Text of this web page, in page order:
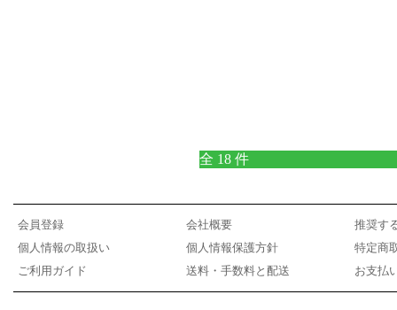
全 18 件
会員登録 会社概要
推奨す
個人情報の取扱い
個人情報保護方針
特定商
ご利用ガイド
送料・手数料と配送 お支払